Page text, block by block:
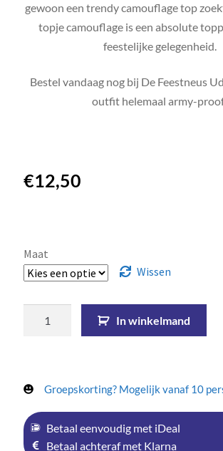
gewoon een trendy camouflage top
topje camouflage is een absolute
feestelijke gelegenheid.
Bestel vandaag nog bij De Feestneus
outfit helemaal army-
€12,50
Maat
Wissen
In winkelmand
Groepskorting? Mogelijk vanaf 10
Betaal eenvoudig met iDeal
Betaal achteraf met Klarna